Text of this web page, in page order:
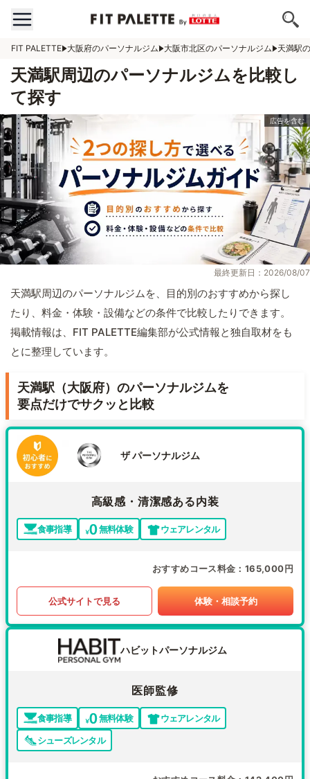
FIT PALETTE 大阪府のパーソナルジム 大阪市北区のパーソナルジム 天満駅
天満駅周辺のパーソナルジムを比較し
て探す
最終更新日：2026/08/07
天満駅周辺のパーソナルジムを、目的別のおすすめから探し
たり、料金・体験・設備などの条件で比較したりできます。
掲載情報は、FIT PALETTE編集部が公式情報と独自取材をも
とに整理しています。
天満駅（大阪府）のパーソナルジムを
要点だけでサクッと比較
ザ パーソナルジム
高級感・清潔感ある内装
食事指導 無料体験 ウェアレンタル
おすすめコース料金 165,000円
公式サイトで見る 体験・相談予約
ハビットパーソナルジム
医師監修
食事指導 無料体験
ウェアレンタル
シューズレンタル